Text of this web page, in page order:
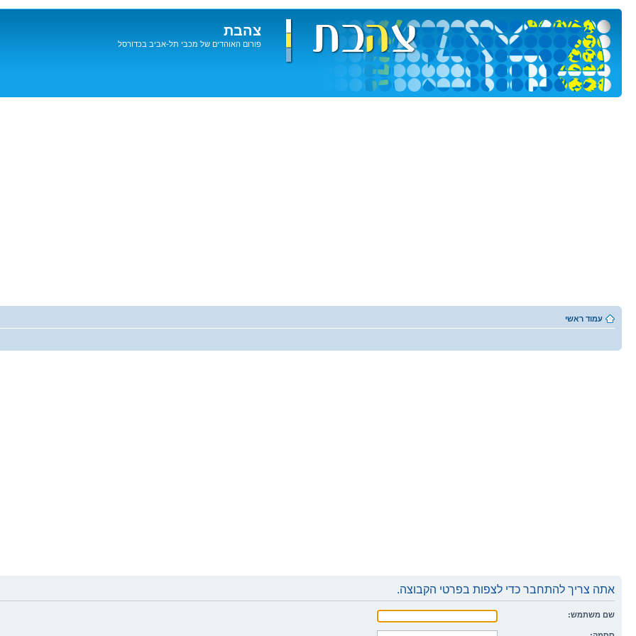
צהבת
פורום האוהדים של מכבי תל-אביב בכדורסל
עמוד ראשי
אתה צריך להתחבר כדי לצפות בפרטי הקבוצה.
שם משתמש: